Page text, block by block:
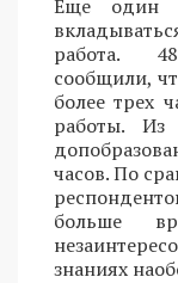
Еще один
работа.
сообщили,
более трех
работы. Из
часов. По
больше
знаниях